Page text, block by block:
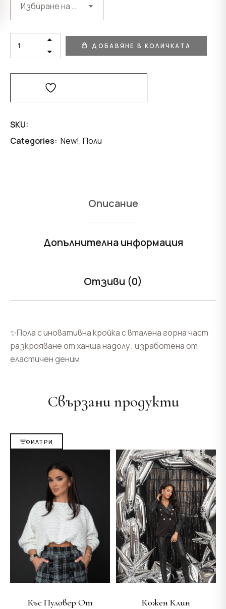
Избиране на възможност
DENIM
ДОБАВЯНЕ В КОЛИЧКАТА
SKU:
Categories: New!, Поли
Описание
Допълнителна информация
Отзиви (0)
✨Пола с иновативна кройка с вталена горна част
разкрояване от ханша надолу , изработена от
еластичен деним
Свързани продукти
ФИЛТРИ
Къс Пуловер От Кожен Клин